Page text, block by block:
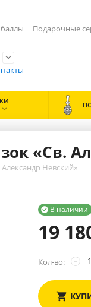
Подарочные


«Св.
Невский»
В наличии

19
Кол-во: −